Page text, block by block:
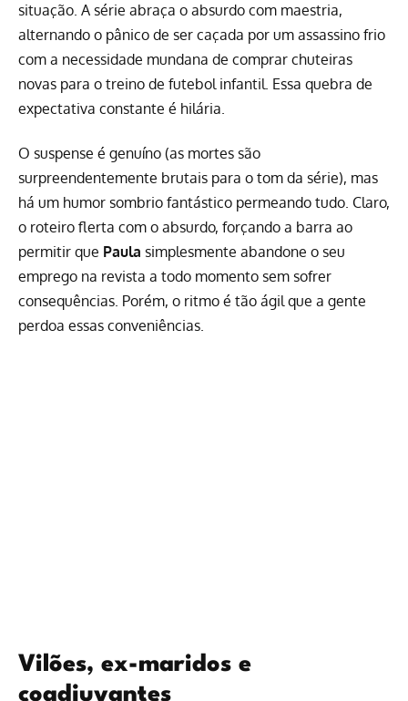
situação. A série abraça o absurdo com maestria,
alternando o pânico de ser caçada por um assassino frio
com a necessidade mundana de comprar chuteiras
novas para o treino de futebol infantil. Essa quebra de
expectativa constante é hilária.
O suspense é genuíno (as mortes são
surpreendentemente brutais para o tom da série), mas
há um humor sombrio fantástico permeando tudo. Claro,
o roteiro flerta com o absurdo, forçando a barra ao
permitir que Paula simplesmente abandone o seu
emprego na revista a todo momento sem sofrer
consequências. Porém, o ritmo é tão ágil que a gente
perdoa essas conveniências.
Vilões, ex-maridos e
coadjuvantes